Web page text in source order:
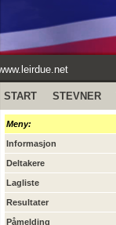
START STEVNER
Meny:
Informasjon
Deltakere
Lagliste
Resultater
Påmelding